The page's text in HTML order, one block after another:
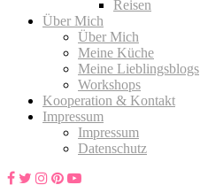
Reisen
Über Mich
Über Mich
Meine Küche
Meine Lieblingsblogs
Workshops
Kooperation & Kontakt
Impressum
Impressum
Datenschutz